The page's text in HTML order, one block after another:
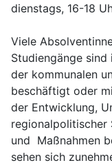
dienstags, 16-18
Viele
Studiengänge sind
der kommunalen
beschäftigt oder
der Entwicklung,
regionalpolitischer
und Maßnahmen
sehen sich